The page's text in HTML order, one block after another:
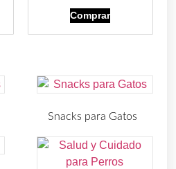
Comprar
Snacks para Gatos